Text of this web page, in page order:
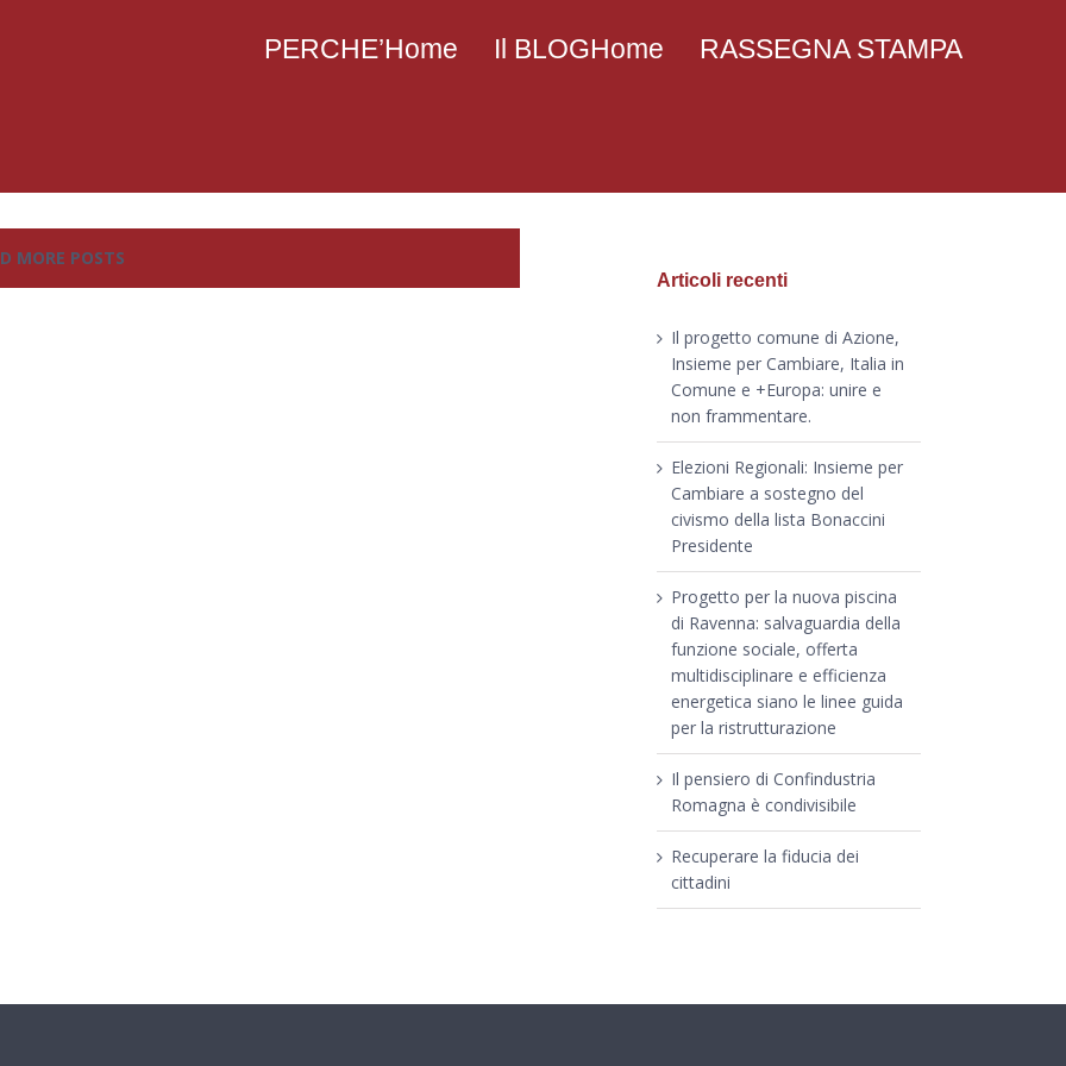
PERCHE’Home Il BLOGHome RASSEGNA STAMPA
MORE POSTS
Articoli recenti
Il progetto comune di Azione,
Insieme per Cambiare, Italia in
Comune e +Europa: unire e
non frammentare.
Elezioni Regionali: Insieme per
Cambiare a sostegno del
civismo della lista Bonaccini
Presidente
Progetto per la nuova piscina
di Ravenna: salvaguardia della
funzione sociale, offerta
multidisciplinare e efficienza
energetica siano le linee guida
per la ristrutturazione
Il pensiero di Confindustria
Romagna è condivisibile
Recuperare la fiducia dei
cittadini